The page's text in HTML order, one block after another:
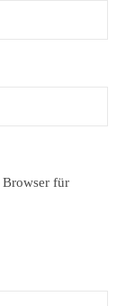
Browser für